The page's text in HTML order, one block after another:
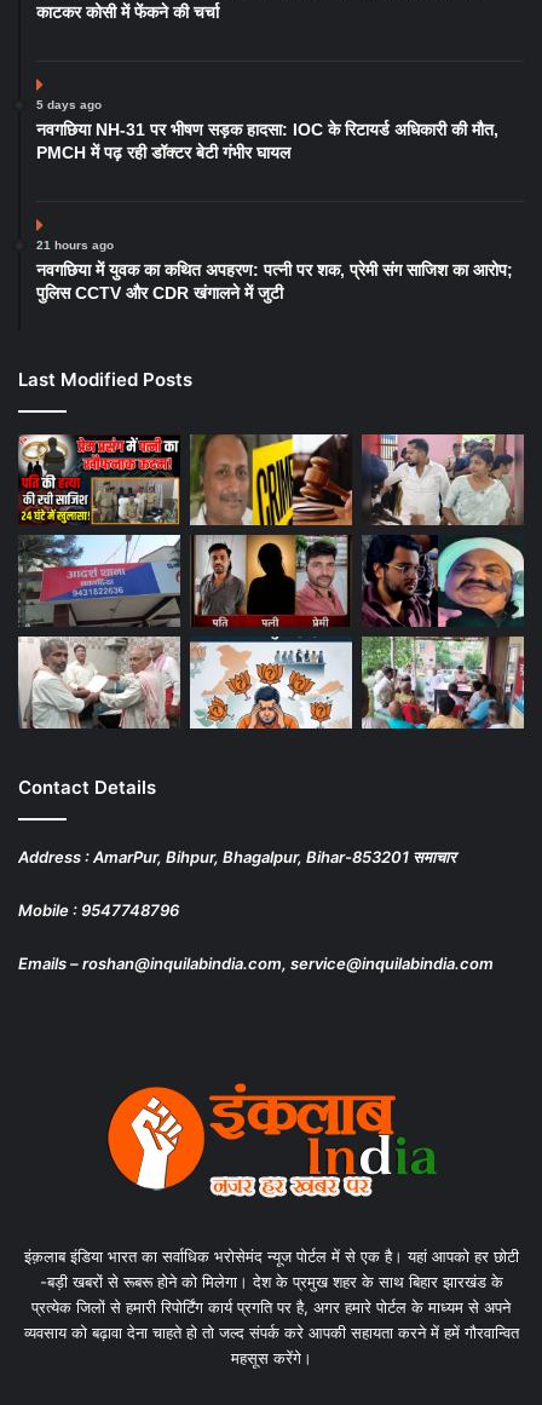
काटकर कोसी में फेंकने की चर्चा
5 days ago
नवगछिया NH-31 पर भीषण सड़क हादसा: IOC के रिटायर्ड अधिकारी की मौत,
PMCH में पढ़ रही डॉक्टर बेटी गंभीर घायल
21 hours ago
नवगछिया में युवक का कथित अपहरण: पत्नी पर शक, प्रेमी संग साजिश का आरोप;
पुलिस CCTV और CDR खंगालने में जुटी
Last Modified Posts
Contact Details
Address : AmarPur, Bihpur, Bhagalpur, Bihar-853201 समाचार
Mobile : 9547748796
Emails – roshan@inquilabindia.com, service@inquilabindia.com
इंक़लाब इंडिया भारत का सर्वाधिक भरोसेमंद न्यूज पोर्टल में से एक है। यहां आपको हर छोटी
-बड़ी खबरों से रूबरू होने को मिलेगा। देश के प्रमुख शहर के साथ बिहार झारखंड के
प्रत्येक जिलों से हमारी रिपोर्टिंग कार्य प्रगति पर है, अगर हमारे पोर्टल के माध्यम से अपने
व्यवसाय को बढ़ावा देना चाहते हो तो जल्द संपर्क करे आपकी सहायता करने में हमें गौरवान्वित
महसूस करेंगे।